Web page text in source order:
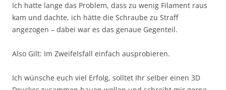
Ich hatte lange das Problem, dass zu wenig Filament raus
kam und dachte, ich hätte die Schraube zu Straff
angezogen – dabei war es das genaue Gegenteil.
Also Gilt: Im Zweifelsfall einfach ausprobieren.
Ich wünsche euch viel Erfolg, solltet Ihr selber einen 3D